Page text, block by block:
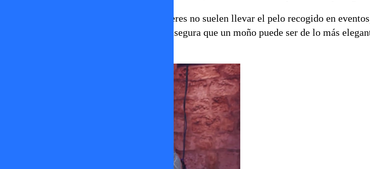
Raquel comentó que, en general, las mujeres no suelen llevar el pelo recogido en
las hace ver mayores. Sin embargo, ella asegura que un moño puede ser de lo más